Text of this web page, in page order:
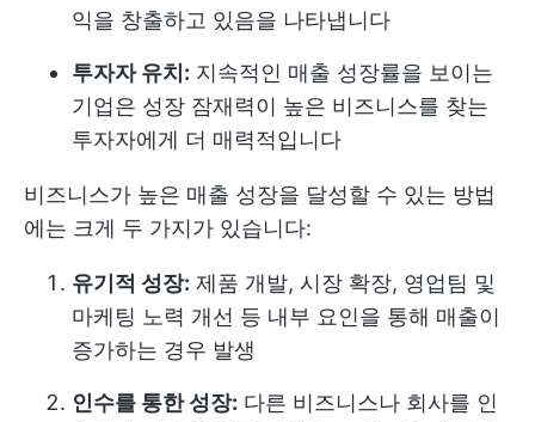
익을 창출하고 있음을 나타냅니다
투자자 유치: 지속적인 매출 성장률을 보이는
기업은 성장 잠재력이 높은 비즈니스를 찾는
투자자에게 더 매력적입니다
비즈니스가 높은 매출 성장을 달성할 수 있는 방법
에는 크게 두 가지가 있습니다:
유기적 성장: 제품 개발, 시장 확장, 영업팀 및
마케팅 노력 개선 등 내부 요인을 통해 매출이
증가하는 경우 발생
인수를 통한 성장: 다른 비즈니스나 회사를 인